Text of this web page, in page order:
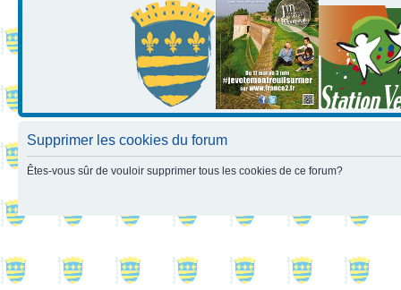
Supprimer les cookies du forum
Êtes-vous sûr de vouloir supprimer tous les cookies de ce forum?